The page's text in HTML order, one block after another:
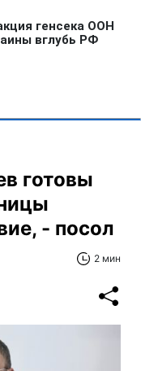
готовы
- посол
2 мин